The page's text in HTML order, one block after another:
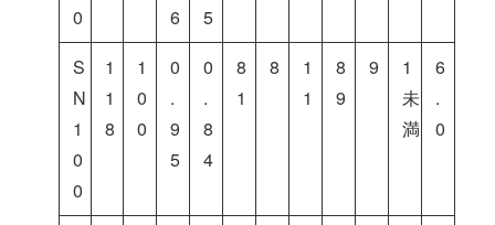
0
6
5
S
N
1
0
0
1
1
8
1
0
0
0
.
9
5
0
.
8
4
8
1
8
1
1
8
9
9
1
未
満
6
.
0